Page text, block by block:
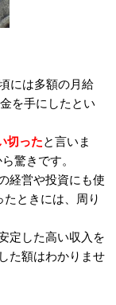
には多額の月給
を手にしたとい
切った と言いま
驚きです。
経営や投資にも使
ときには、周り
定した高い収入を
た額はわかりませ